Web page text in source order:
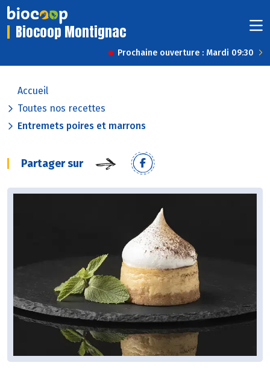
Biocoop Montignac
Prochaine ouverture : Mardi 09:30
Accueil
Toutes nos recettes
Entremets poires et marrons
Partager sur